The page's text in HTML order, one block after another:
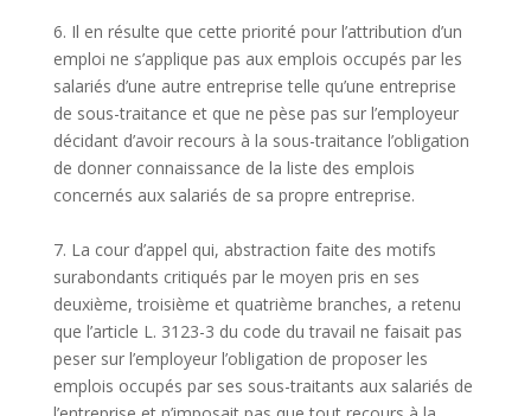
6. Il en résulte que cette priorité pour l’attribution d’un
emploi ne s’applique pas aux emplois occupés par les
salariés d’une autre entreprise telle qu’une entreprise
de sous-traitance et que ne pèse pas sur l’employeur
décidant d’avoir recours à la sous-traitance l’obligation
de donner connaissance de la liste des emplois
concernés aux salariés de sa propre entreprise.
7. La cour d’appel qui, abstraction faite des motifs
surabondants critiqués par le moyen pris en ses
deuxième, troisième et quatrième branches, a retenu
que l’article L. 3123-3 du code du travail ne faisait pas
peser sur l’employeur l’obligation de proposer les
emplois occupés par ses sous-traitants aux salariés de